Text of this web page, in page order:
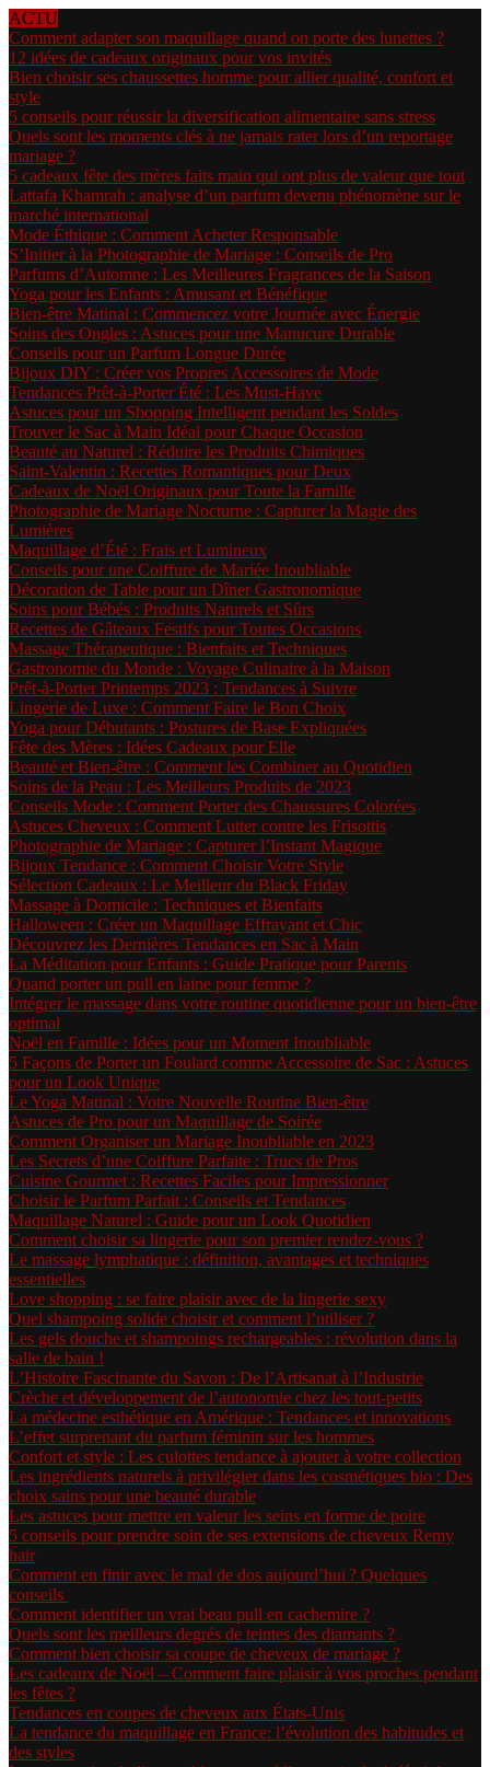
ACTU
Comment adapter son maquillage quand on porte des lunettes ?
12 idées de cadeaux originaux pour vos invités
Bien choisir ses chaussettes homme pour allier qualité, confort et
style
5 conseils pour réussir la diversification alimentaire sans stress
Quels sont les moments clés à ne jamais rater lors d’un reportage
mariage ?
5 cadeaux fête des mères faits main qui ont plus de valeur que tout
Lattafa Khamrah : analyse d’un parfum devenu phénomène sur le
marché international
Mode Éthique : Comment Acheter Responsable
S’Initier à la Photographie de Mariage : Conseils de Pro
Parfums d’Automne : Les Meilleures Fragrances de la Saison
Yoga pour les Enfants : Amusant et Bénéfique
Bien-être Matinal : Commencez votre Journée avec Énergie
Soins des Ongles : Astuces pour une Manucure Durable
Conseils pour un Parfum Longue Durée
Bijoux DIY : Créer vos Propres Accessoires de Mode
Tendances Prêt-à-Porter Été : Les Must-Have
Astuces pour un Shopping Intelligent pendant les Soldes
Trouver le Sac à Main Idéal pour Chaque Occasion
Beauté au Naturel : Réduire les Produits Chimiques
Saint-Valentin : Recettes Romantiques pour Deux
Cadeaux de Noël Originaux pour Toute la Famille
Photographie de Mariage Nocturne : Capturer la Magie des
Lumières
Maquillage d’Été : Frais et Lumineux
Conseils pour une Coiffure de Mariée Inoubliable
Décoration de Table pour un Dîner Gastronomique
Soins pour Bébés : Produits Naturels et Sûrs
Recettes de Gâteaux Festifs pour Toutes Occasions
Massage Thérapeutique : Bienfaits et Techniques
Gastronomie du Monde : Voyage Culinaire à la Maison
Prêt-à-Porter Printemps 2023 : Tendances à Suivre
Lingerie de Luxe : Comment Faire le Bon Choix
Yoga pour Débutants : Postures de Base Expliquées
Fête des Mères : Idées Cadeaux pour Elle
Beauté et Bien-être : Comment les Combiner au Quotidien
Soins de la Peau : Les Meilleurs Produits de 2023
Conseils Mode : Comment Porter des Chaussures Colorées
Astuces Cheveux : Comment Lutter contre les Frisottis
Photographie de Mariage : Capturer l’Instant Magique
Bijoux Tendance : Comment Choisir Votre Style
Sélection Cadeaux : Le Meilleur du Black Friday
Massage à Domicile : Techniques et Bienfaits
Halloween : Créer un Maquillage Effrayant et Chic
Découvrez les Dernières Tendances en Sac à Main
La Méditation pour Enfants : Guide Pratique pour Parents
Quand porter un pull en laine pour femme ?
Intégrer le massage dans votre routine quotidienne pour un bien-être
optimal
Noël en Famille : Idées pour un Moment Inoubliable
5 Façons de Porter un Foulard comme Accessoire de Sac : Astuces
pour un Look Unique
Le Yoga Matinal : Votre Nouvelle Routine Bien-être
Astuces de Pro pour un Maquillage de Soirée
Comment Organiser un Mariage Inoubliable en 2023
Les Secrets d’une Coiffure Parfaite : Trucs de Pros
Cuisine Gourmet : Recettes Faciles pour Impressionner
Choisir le Parfum Parfait : Conseils et Tendances
Maquillage Naturel : Guide pour un Look Quotidien
Comment choisir sa lingerie pour son premier rendez-vous ?
Le massage lymphatique : définition, avantages et techniques
essentielles
Love shopping : se faire plaisir avec de la lingerie sexy
Quel shampoing solide choisir et comment l’utiliser ?
Les gels douche et shampoings rechargeables : révolution dans la
salle de bain !
L’Histoire Fascinante du Savon : De l’Artisanat à l’Industrie
Crèche et développement de l’autonomie chez les tout-petits
La médecine esthétique en Amérique : Tendances et innovations
L’effet surprenant du parfum féminin sur les hommes
Confort et style : Les culottes tendance à ajouter à votre collection
Les ingrédients naturels à privilégier dans les cosmétiques bio : Des
choix sains pour une beauté durable
Les astuces pour mettre en valeur les seins en forme de poire
5 conseils pour prendre soin de ses extensions de cheveux Remy
hair
Comment en finir avec le mal de dos aujourd’hui ? Quelques
conseils
Comment identifier un vrai beau pull en cachemire ?
Quels sont les meilleurs degrés de teintes des diamants ?
Comment bien choisir sa coupe de cheveux de mariage ?
Les cadeaux de Noël – Comment faire plaisir à vos proches pendant
les fêtes ?
Tendances en coupes de cheveux aux États-Unis
La tendance du maquillage en France: l’évolution des habitudes et
des styles